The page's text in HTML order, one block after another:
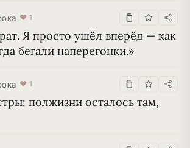
♥ 1
Я просто ушёл вперёд — как
бегали наперегонки.»
♥ 1
полжизни осталось там,